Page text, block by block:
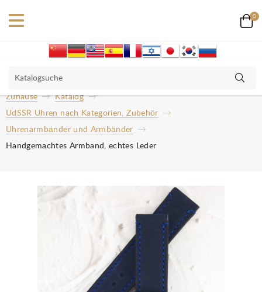
0
Zuhause
Katalog
UdSSR Uhren nach Kategorien, Zubehör
Uhrenarmbänder und Armbänder
Handgemachtes Armband, echtes Leder